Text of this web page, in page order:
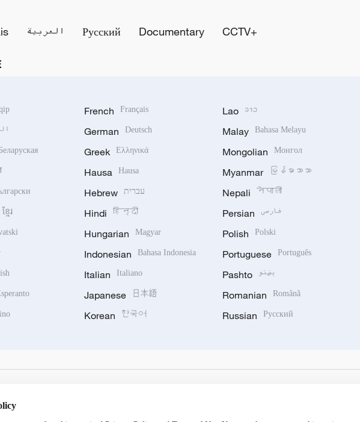
العربية Русский Documentary CCTV+
ខ្មែរ
French Français
German Deutsch
Greek Ελληνικά
Hausa Hausa
Hebrew עברית
Hindi हिन्दी
Hungarian Magyar
Indonesian Bahasa Indonesia
Italian Italiano
Japanese 日本語
Korean 한국어
Lao ລາວ
Malay Bahasa Melayu
Mongolian Монгол
Myanmar မြန်မာဘာသာ
Nepali नेपाली
Persian فارسی
Polish Polski
Portuguese Português
Pashto پښتو
Romanian Română
Russian Русский